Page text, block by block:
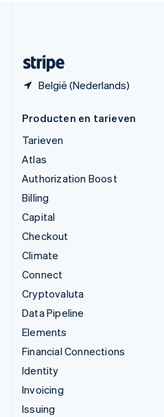
België (Nederlands)
Producten en tarieven
Tarieven
Atlas
Authorization Boost
Billing
Capital
Checkout
Climate
Connect
Cryptovaluta
Data Pipeline
Elements
Financial Connections
Identity
Invoicing
Issuing